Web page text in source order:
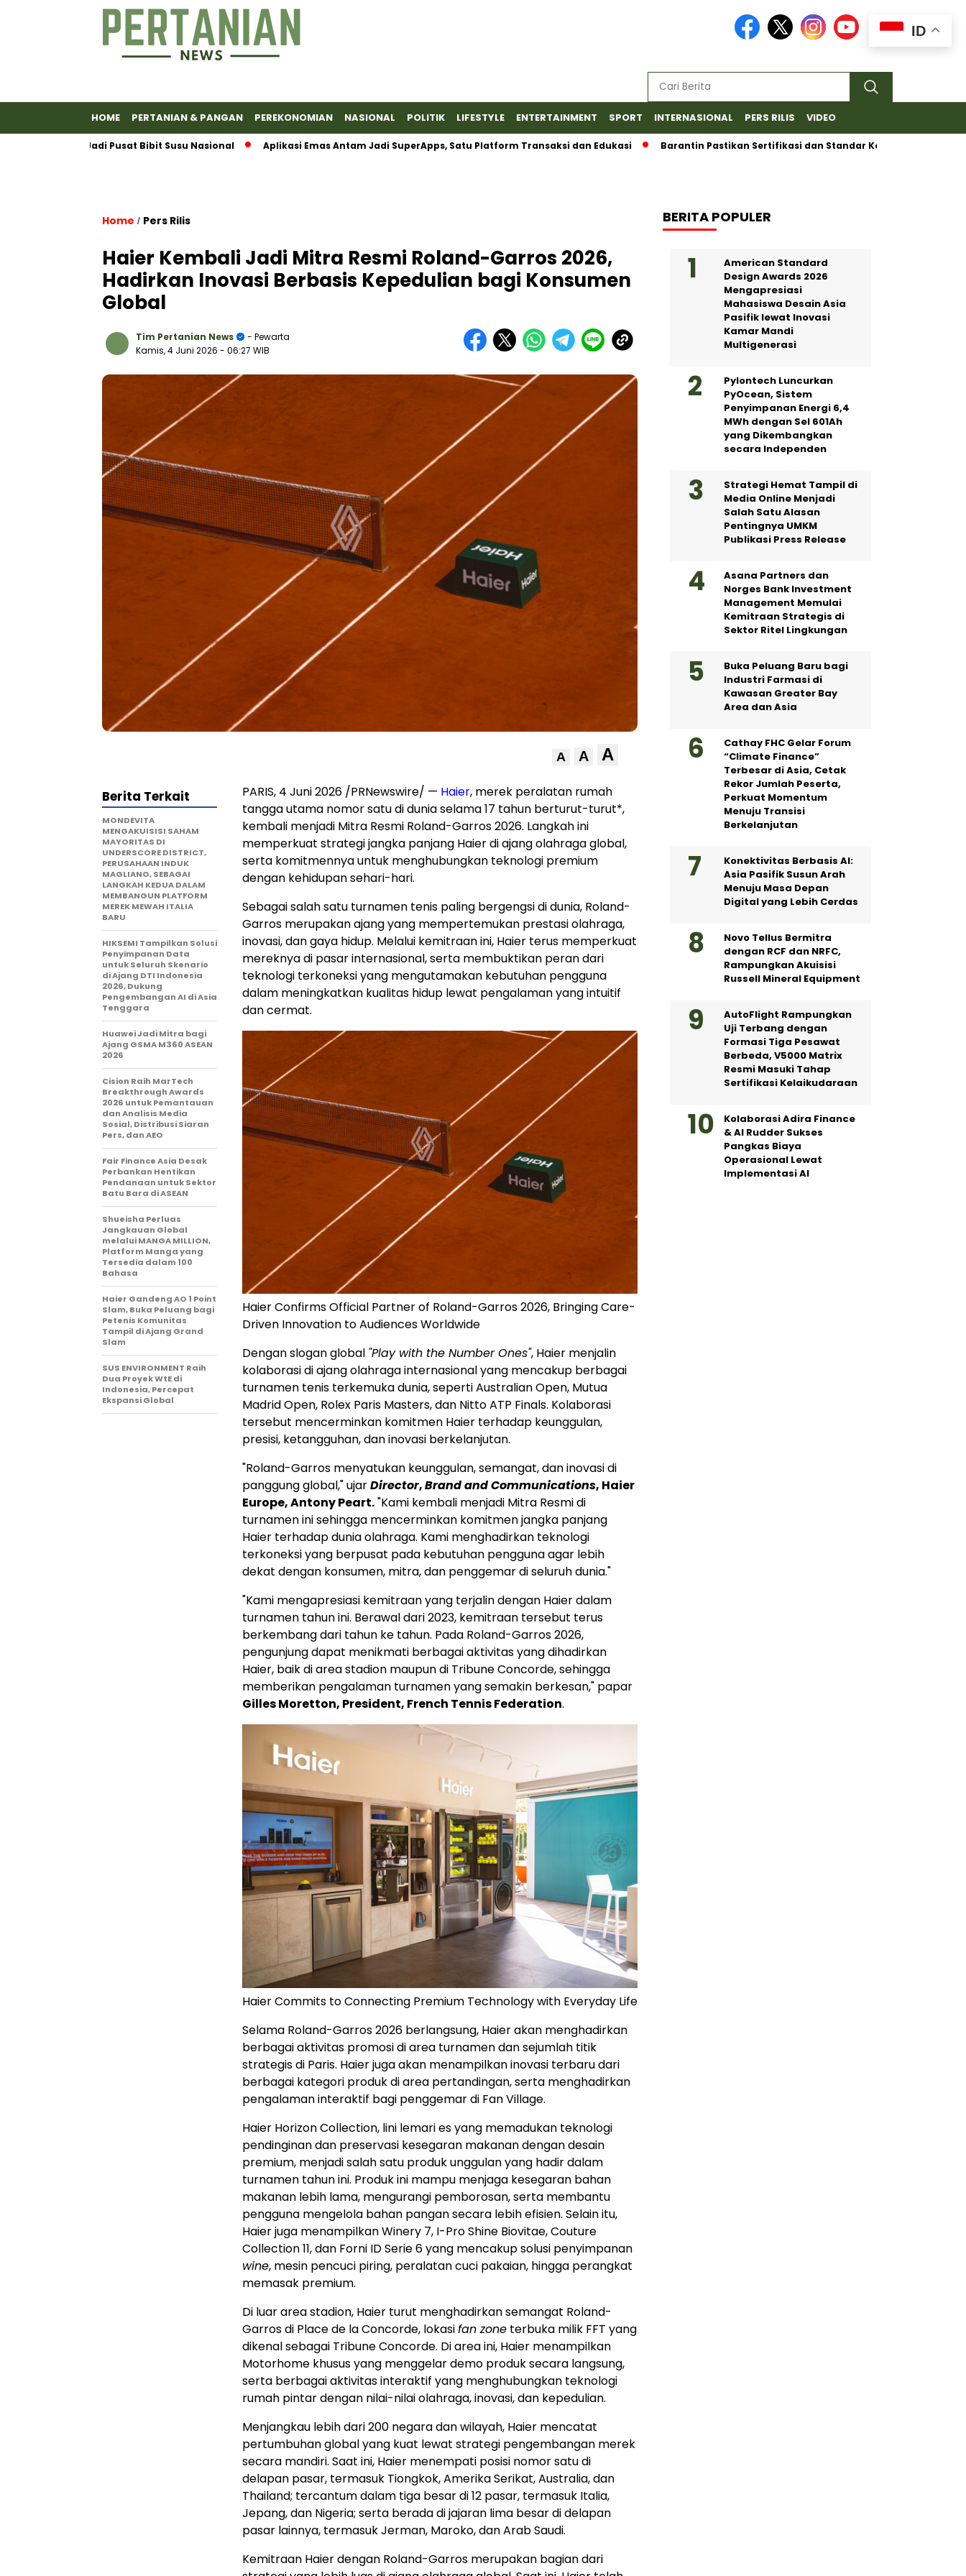
HOME PERTANIAN & PANGAN PEREKONOMIAN NASIONAL POLITIK LIFESTYLE ENTERTAINMENT SPORT INTERNASIONAL PERS RILIS VIDEO
Jadi Pusat Bibit Susu Nasional Aplikasi Emas Antam Jadi SuperApps, Satu Platform Transaksi dan Edukasi Barantin Pastikan Sertifikasi dan Standar Ketat untuk Ekspor Durian
Home / Pers Rilis
Haier Kembali Jadi Mitra Resmi Roland-Garros 2026,
Hadirkan Inovasi Berbasis Kepedulian bagi Konsumen
Global
Tim Pertanian News
- Pewarta
Kamis, 4 Juni 2026 - 06:27 WIB
A A A
PARIS, 4 Juni 2026 /PRNewswire/ — Haier, merek peralatan rumah
tangga utama nomor satu di dunia selama 17 tahun berturut-turut*,
kembali menjadi Mitra Resmi Roland-Garros 2026. Langkah ini
memperkuat strategi jangka panjang Haier di ajang olahraga global,
serta komitmennya untuk menghubungkan teknologi premium
dengan kehidupan sehari-hari.
Sebagai salah satu turnamen tenis paling bergengsi di dunia, Roland-
Garros merupakan ajang yang mempertemukan prestasi olahraga,
inovasi, dan gaya hidup. Melalui kemitraan ini, Haier terus memperkuat
mereknya di pasar internasional, serta membuktikan peran dari
teknologi terkoneksi yang mengutamakan kebutuhan pengguna
dalam meningkatkan kualitas hidup lewat pengalaman yang intuitif
dan cermat.
Haier Confirms Official Partner of Roland-Garros 2026, Bringing Care-
Driven Innovation to Audiences Worldwide
Dengan slogan global "Play with the Number Ones", Haier menjalin
kolaborasi di ajang olahraga internasional yang mencakup berbagai
turnamen tenis terkemuka dunia, seperti Australian Open, Mutua
Madrid Open, Rolex Paris Masters, dan Nitto ATP Finals. Kolaborasi
tersebut mencerminkan komitmen Haier terhadap keunggulan,
presisi, ketangguhan, dan inovasi berkelanjutan.
"Roland-Garros menyatukan keunggulan, semangat, dan inovasi di
panggung global," ujarDirector,Brand and Communications, Haier
Europe, Antony Peart."Kami kembali menjadi Mitra Resmi di
turnamen ini sehingga mencerminkan komitmen jangka panjang
Haier terhadap dunia olahraga. Kami menghadirkan teknologi
terkoneksi yang berpusat pada kebutuhan pengguna agar lebih
dekat dengan konsumen, mitra, dan penggemar di seluruh dunia."
"Kami mengapresiasi kemitraan yang terjalin dengan Haier dalam
turnamen tahun ini. Berawal dari 2023, kemitraan tersebut terus
berkembang dari tahun ke tahun. Pada Roland-Garros 2026,
pengunjung dapat menikmati berbagai aktivitas yang dihadirkan
Haier, baik di area stadion maupun di Tribune Concorde, sehingga
memberikan pengalaman turnamen yang semakin berkesan," papar
Gilles Moretton, President, French Tennis Federation.
Haier Commits to Connecting Premium Technology with Everyday Life
Selama Roland-Garros 2026 berlangsung, Haier akan menghadirkan
berbagai aktivitas promosi di area turnamen dan sejumlah titik
strategis di Paris. Haier juga akan menampilkan inovasi terbaru dari
berbagai kategori produk di area pertandingan, serta menghadirkan
pengalaman interaktif bagi penggemar di Fan Village.
Haier Horizon Collection, lini lemari es yang memadukan teknologi
pendinginan dan preservasi kesegaran makanan dengan desain
premium, menjadi salah satu produk unggulan yang hadir dalam
turnamen tahun ini. Produk ini mampu menjaga kesegaran bahan
makanan lebih lama, mengurangi pemborosan, serta membantu
pengguna mengelola bahan pangan secara lebih efisien. Selain itu,
Haier juga menampilkan Winery 7, I-Pro Shine Biovitae, Couture
Collection 11, dan Forni ID Serie 6 yang mencakup solusi penyimpanan
wine, mesin pencuci piring, peralatan cuci pakaian, hingga perangkat
memasak premium.
Di luar area stadion, Haier turut menghadirkan semangat Roland-
Garros di Place de la Concorde, lokasifan zone terbuka milik FFT yang
dikenal sebagai Tribune Concorde. Di area ini, Haier menampilkan
Motorhome khusus yang menggelar demo produk secara langsung,
serta berbagai aktivitas interaktif yang menghubungkan teknologi
rumah pintar dengan nilai-nilai olahraga, inovasi, dan kepedulian.
Menjangkau lebih dari 200 negara dan wilayah, Haier mencatat
pertumbuhan global yang kuat lewat strategi pengembangan merek
secara mandiri. Saat ini, Haier menempati posisi nomor satu di
delapan pasar, termasuk Tiongkok, Amerika Serikat, Australia, dan
Thailand; tercantum dalam tiga besar di 12 pasar, termasuk Italia,
Jepang, dan Nigeria; serta berada di jajaran lima besar di delapan
pasar lainnya, termasuk Jerman, Maroko, dan Arab Saudi.
Kemitraan Haier dengan Roland-Garros merupakan bagian dari
Berita Terkait
MONDEVITA
MENGAKUISISI SAHAM
MAYORITAS DI
UNDERSCORE DISTRICT,
PERUSAHAAN INDUK
MAGLIANO, SEBAGAI
LANGKAH KEDUA DALAM
MEMBANGUN PLATFORM
MEREK MEWAH ITALIA
BARU
HIKSEMI Tampilkan Solusi
Penyimpanan Data
untuk Seluruh Skenario
di Ajang DTI Indonesia
2026, Dukung
Pengembangan AI di Asia
Tenggara
Huawei Jadi Mitra bagi
Ajang GSMA M360 ASEAN
2026
Cision Raih MarTech
Breakthrough Awards
2026 untuk Pemantauan
dan Analisis Media
Sosial, Distribusi Siaran
Pers, dan AEO
Fair Finance Asia Desak
Perbankan Hentikan
Pendanaan untuk Sektor
Batu Bara di ASEAN
Shueisha Perluas
Jangkauan Global
melalui MANGA MILLION,
Platform Manga yang
Tersedia dalam 100
Bahasa
Haier Gandeng AO 1 Point
Slam, Buka Peluang bagi
Petenis Komunitas
Tampil di Ajang Grand
Slam
SUS ENVIRONMENT Raih
Dua Proyek WtE di
Indonesia, Percepat
Ekspansi Global
BERITA POPULER
American Standard
Design Awards 2026
Mengapresiasi
Mahasiswa Desain Asia
Pasifik lewat Inovasi
Kamar Mandi
Multigenerasi
Pylontech Luncurkan
PyOcean, Sistem
Penyimpanan Energi 6,4
MWh dengan Sel 601Ah
yang Dikembangkan
secara Independen
Strategi Hemat Tampil di
Media Online Menjadi
Salah Satu Alasan
Pentingnya UMKM
Publikasi Press Release
Asana Partners dan
Norges Bank Investment
Management Memulai
Kemitraan Strategis di
Sektor Ritel Lingkungan
Buka Peluang Baru bagi
Industri Farmasi di
Kawasan Greater Bay
Area dan Asia
Cathay FHC Gelar Forum
“Climate Finance”
Terbesar di Asia, Cetak
Rekor Jumlah Peserta,
Perkuat Momentum
Menuju Transisi
Berkelanjutan
Konektivitas Berbasis AI:
Asia Pasifik Susun Arah
Menuju Masa Depan
Digital yang Lebih Cerdas
Novo Tellus Bermitra
dengan RCF dan NRFC,
Rampungkan Akuisisi
Russell Mineral Equipment
AutoFlight Rampungkan
Uji Terbang dengan
Formasi Tiga Pesawat
Berbeda, V5000 Matrix
Resmi Masuki Tahap
Sertifikasi Kelaikudaraan
Kolaborasi Adira Finance
& AI Rudder Sukses
Pangkas Biaya
Operasional Lewat
Implementasi AI
ID